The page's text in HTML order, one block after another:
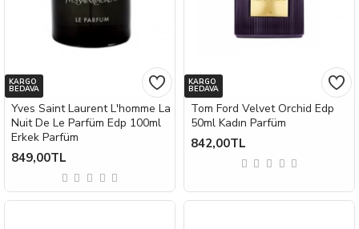
KARGO
BEDAVA
Yves Saint Laurent L'homme La
Nuit De Le Parfüm Edp 100ml
Erkek Parfüm
849,00TL
KARGO
BEDAVA
Tom Ford Velvet Orchid Edp
50ml Kadın Parfüm
842,00TL